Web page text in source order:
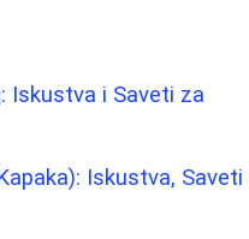
Iskustva i Saveti za
Iskustva, Saveti